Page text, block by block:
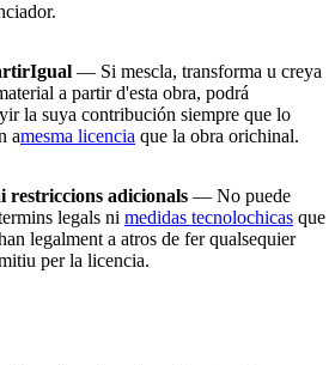
— Si mescla, transforma u creya
a partir d'esta obra, podrá
la suya contribución siempre que lo
amesma licencia que la obra orichinal.
restriccions adicionals — No puede
legals ni medidas tecnolochicas que
legalment a atros de fer qualsequier
per la licencia.